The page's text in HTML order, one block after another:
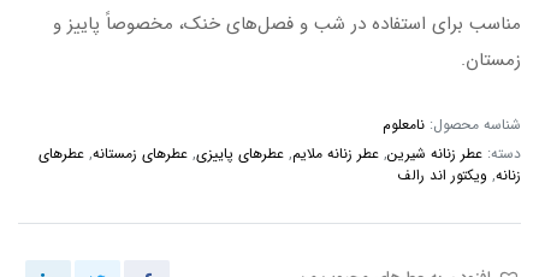
مناسب برای استفاده در شب و فصل‌های خنک، مخصوصاً پاییز و
زمستان.
شناسه محصول: نامعلوم
دسته: عطر زنانه شیرین, عطر زنانه ملایم, عطرهای پاییزی, عطرهای زمستانه, عطرهای
زنانه, ویکتور اند رالف